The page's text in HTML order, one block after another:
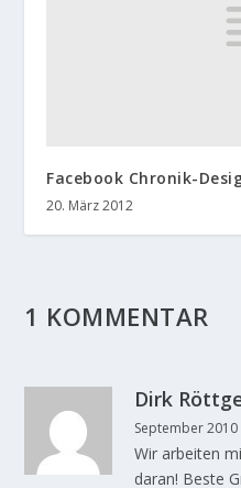
Facebook Chronik-
20. März 2012
1 KOMMENTAR
Dirk
September
Wir arbeiten
daran! Beste